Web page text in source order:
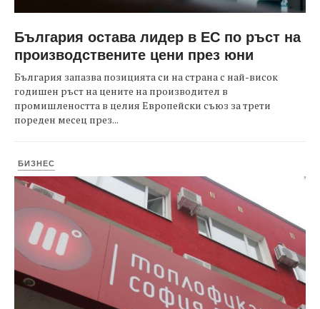
България остава лидер в ЕС по ръст на
производствените цени през юни
България запазва позицията си на страна с най-висок
годишен ръст на цените на производител в
промишлеността в целия Европейски съюз за трети
пореден месец през...
БИЗНЕС